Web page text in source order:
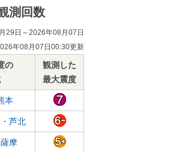
測回数
29日～2026年08月07日
年08月07日00:30更新
の
観測した
最大震度
本
芦北
摩